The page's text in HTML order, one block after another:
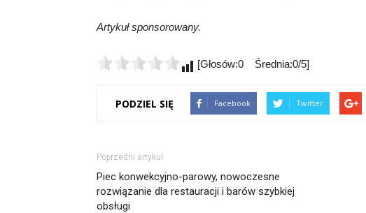
Artykuł sponsorowany.
[Głosów:0 Średnia:0/5]
PODZIEL SIĘ Facebook Twitter
Poprzedni artykuł
Piec konwekcyjno-parowy, nowoczesne
rozwiązanie dla restauracji i barów szybkiej
obsługi